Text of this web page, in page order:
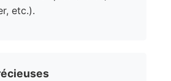
etc.).